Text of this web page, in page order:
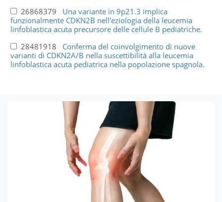
26868379 Una variante in 9p21.3 implica
funzionalmente CDKN2B nell'eziologia della leucemia
linfoblastica acuta precursore delle cellule B pediatriche.
28481918 Conferma del coinvolgimento di nuove
varianti di CDKN2A/B nella suscettibilità alla leucemia
linfoblastica acuta pediatrica nella popolazione spagnola.